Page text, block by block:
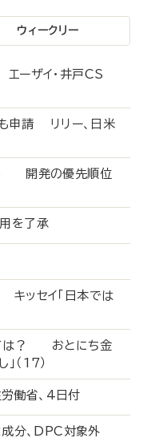
ウィークリー
ーザイ・井戸CS
申請 リリー、日米
し 開発の優先順位
用を了承
ッセイ「日本では
ては？ おとにち金
（17）
働省、4日付
22成分、DPC対象外